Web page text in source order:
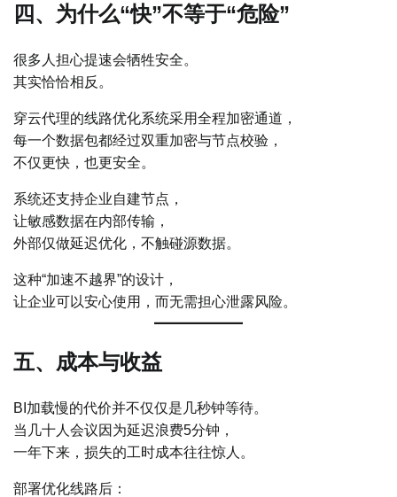
四、为什么“快”不等于“危险”
很多人担心提速会牺牲安全。
其实恰恰相反。
穿云代理的线路优化系统采用全程加密通道，
每一个数据包都经过双重加密与节点校验，
不仅更快，也更安全。
系统还支持企业自建节点，
让敏感数据在内部传输，
外部仅做延迟优化，不触碰源数据。
这种“加速不越界”的设计，
让企业可以安心使用，而无需担心泄露风险。
五、成本与收益
BI加载慢的代价并不仅仅是几秒钟等待。
当几十人会议因为延迟浪费5分钟，
一年下来，损失的工时成本往往惊人。
部署优化线路后：